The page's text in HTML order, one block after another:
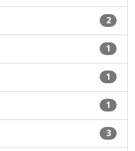
2
1
1
1
3